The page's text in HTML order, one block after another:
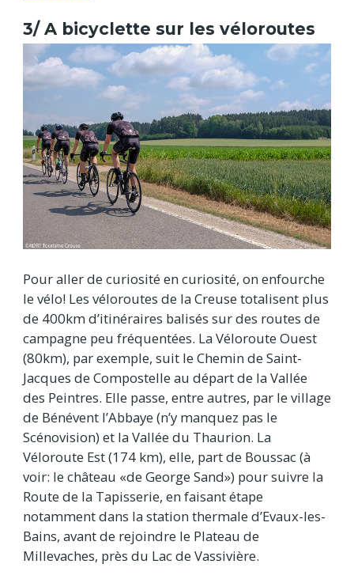
3/ A bicyclette sur les véloroutes
Pour aller de curiosité en curiosité, on enfourche
le vélo! Les véloroutes de la Creuse totalisent plus
de 400km d’itinéraires balisés sur des routes de
campagne peu fréquentées. La Véloroute Ouest
(80km), par exemple, suit le Chemin de Saint-
Jacques de Compostelle au départ de la Vallée
des Peintres. Elle passe, entre autres, par le village
de Bénévent l’Abbaye (n’y manquez pas le
Scénovision) et la Vallée du Thaurion. La
Véloroute Est (174 km), elle, part de Boussac (à
voir: le château «de George Sand») pour suivre la
Route de la Tapisserie, en faisant étape
notamment dans la station thermale d’Evaux-les-
Bains, avant de rejoindre le Plateau de
Millevaches, près du Lac de Vassivière.